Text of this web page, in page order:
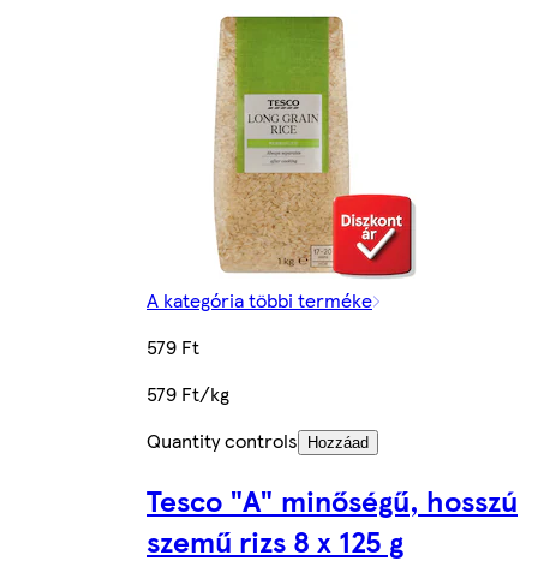
A kategória többi terméke
579 Ft
579 Ft/kg
Quantity controls
Hozzáad
Tesco "A" minőségű, hosszú
szemű rizs 8 x 125 g